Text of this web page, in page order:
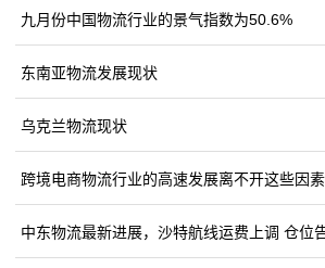
九月份中国物流行业的景气指数为50.6%
东南亚物流发展现状
乌克兰物流现状
跨境电商物流行业的高速发展离不开这些因素
中东物流最新进展，沙特航线运费上调 仓位